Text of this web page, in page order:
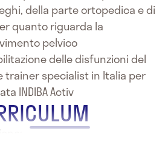
della parte ortopedica e di
quanto riguarda la
pelvico
delle disfunzioni del
trainer specialist in Italia per
INDIBA Activ